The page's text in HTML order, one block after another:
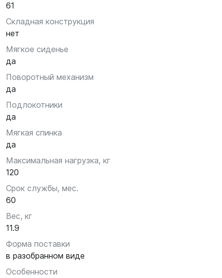
61
Складная конструкция
нет
Мягкое сиденье
да
Поворотный механизм
да
Подлокотники
да
Мягкая спинка
да
Максимальная нагрузка, кг
120
Срок службы, мес.
60
Вес, кг
11.9
Форма поставки
в разобранном виде
Особенности